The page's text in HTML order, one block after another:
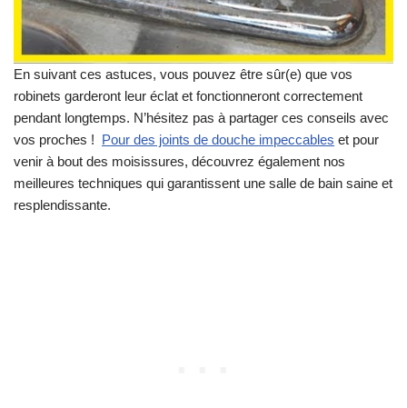
En suivant ces astuces, vous pouvez être sûr(e) que vos
robinets garderont leur éclat et fonctionneront correctement
pendant longtemps. N’hésitez pas à partager ces conseils avec
vos proches ! Pour des joints de douche impeccables et pour
venir à bout des moisissures, découvrez également nos
meilleures techniques qui garantissent une salle de bain saine et
resplendissante.